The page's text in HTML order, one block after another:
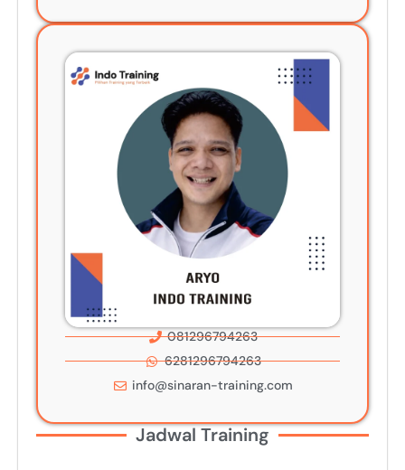
081296794263
6281296794263
info@sinaran-training.com
Jadwal Training